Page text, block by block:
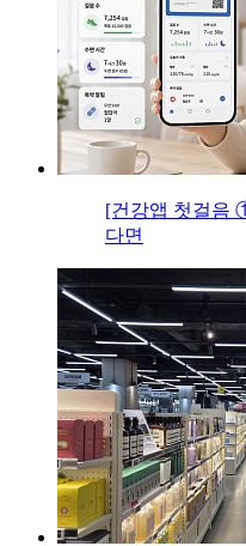
[건강앱 첫걸음
다면